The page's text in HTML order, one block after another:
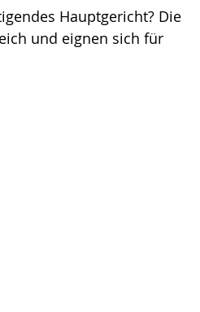
Hauptgericht? Die
und eignen sich für